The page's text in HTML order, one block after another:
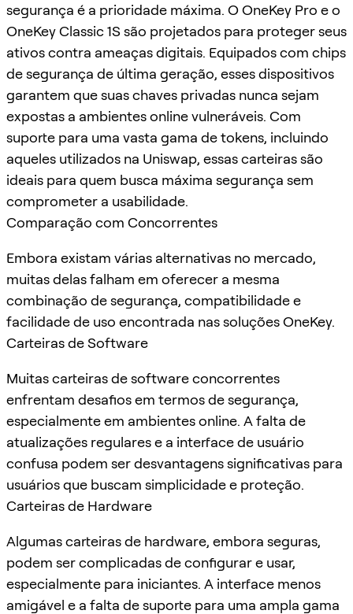
segurança é a prioridade máxima. O OneKey Pro e o
OneKey Classic 1S são projetados para proteger seus
ativos contra ameaças digitais. Equipados com chips
de segurança de última geração, esses dispositivos
garantem que suas chaves privadas nunca sejam
expostas a ambientes online vulneráveis. Com
suporte para uma vasta gama de tokens, incluindo
aqueles utilizados na Uniswap, essas carteiras são
ideais para quem busca máxima segurança sem
comprometer a usabilidade.
Comparação com Concorrentes
Embora existam várias alternativas no mercado,
muitas delas falham em oferecer a mesma
combinação de segurança, compatibilidade e
facilidade de uso encontrada nas soluções OneKey.
Carteiras de Software
Muitas carteiras de software concorrentes
enfrentam desafios em termos de segurança,
especialmente em ambientes online. A falta de
atualizações regulares e a interface de usuário
confusa podem ser desvantagens significativas para
usuários que buscam simplicidade e proteção.
Carteiras de Hardware
Algumas carteiras de hardware, embora seguras,
podem ser complicadas de configurar e usar,
especialmente para iniciantes. A interface menos
amigável e a falta de suporte para uma ampla gama